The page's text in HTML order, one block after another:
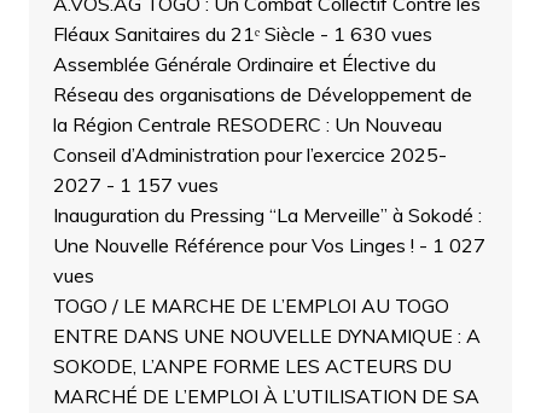
Fléaux Sanitaires du 21ᵉ Siècle - 1 630 vues
Assemblée Générale Ordinaire et Élective du
Réseau des organisations de Développement de
la Région Centrale RESODERC : Un Nouveau
Conseil d’Administration pour l’exercice 2025-
2027 - 1 157 vues
Inauguration du Pressing “La Merveille” à Sokodé :
Une Nouvelle Référence pour Vos Linges ! - 1 027
vues
TOGO / LE MARCHE DE L’EMPLOI AU TOGO
ENTRE DANS UNE NOUVELLE DYNAMIQUE : A
SOKODE, L’ANPE FORME LES ACTEURS DU
MARCHÉ DE L’EMPLOI À L’UTILISATION DE SA